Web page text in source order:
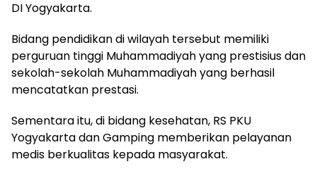
DI Yogyakarta.
Bidang pendidikan di wilayah tersebut memiliki
perguruan tinggi Muhammadiyah yang prestisius dan
sekolah-sekolah Muhammadiyah yang berhasil
mencatatkan prestasi.
Sementara itu, di bidang kesehatan, RS PKU
Yogyakarta dan Gamping memberikan pelayanan
medis berkualitas kepada masyarakat.